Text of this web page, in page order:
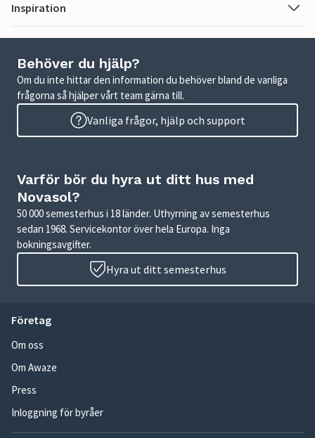
Inspiration
Behöver du hjälp?
Om du inte hittar den information du behöver bland de vanliga
frågorna så hjälper vårt team gärna till.
Vanliga frågor, hjälp och support
Varför bör du hyra ut ditt hus med
Novasol?
50 000 semesterhus i 18 länder. Uthyrning av semesterhus
sedan 1968. Servicekontor över hela Europa. Inga
bokningsavgifter.
Hyra ut ditt semesterhus
Företag
Om oss
Om Awaze
Press
Inloggning för byråer